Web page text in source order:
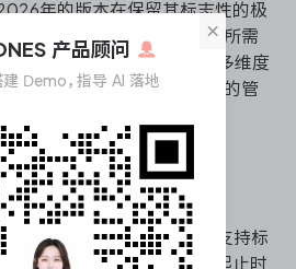
年的版本在保留其标志性的极
步强化了企业级跨部门协作所需
线视图、工作流自动化以及多维度
的瀑布式项目提供了可视化的管
核心能力：
管理：Asana 的时间线视图支持标
能够直观设定上下游任务的起止时
×
产品顾问
Demo，指导 AI 落地